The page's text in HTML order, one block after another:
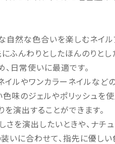
自然な色合いを楽しむネイル
ふんわりとしたほんのりと
日常使いに最適です。
イルやワンカラーネイルな
味のジェルやポリッシュを
演出することができます。
さを演出したいときや、ナチ
いに合わせて、指先に優し